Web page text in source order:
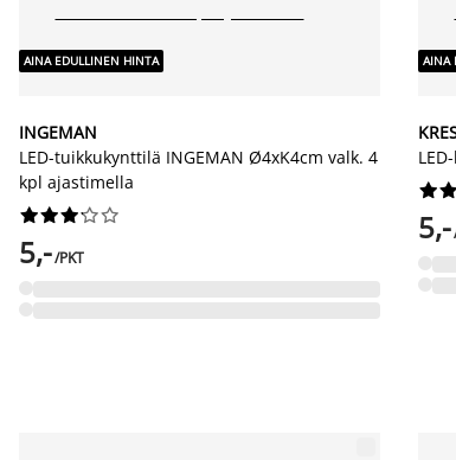
AINA EDULLINEN HINTA
INGEMAN
LED-tuikkukynttilä INGEMAN Ø4xK4cm valk. 4
kpl ajastimella






5,-/PKT
AINA



5,-